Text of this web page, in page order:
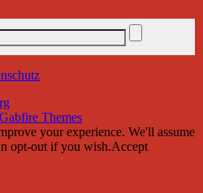
Gabfire Themes
your experience. We'll assume
opt-out if you wish.Accept